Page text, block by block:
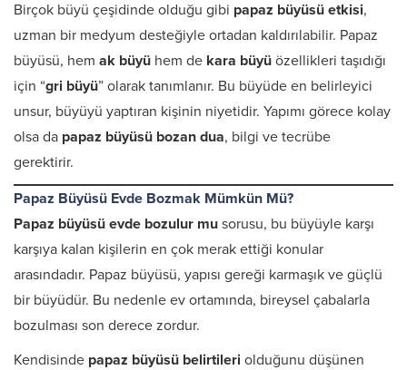
Birçok büyü çeşidinde olduğu gibi papaz büyüsü etkisi,
uzman bir medyum desteğiyle ortadan kaldırılabilir. Papaz
büyüsü, hem ak büyü hem de kara büyü özellikleri taşıdığı
için “gri büyü” olarak tanımlanır. Bu büyüde en belirleyici
unsur, büyüyü yaptıran kişinin niyetidir. Yapımı görece kolay
olsa da papaz büyüsü bozan dua, bilgi ve tecrübe
gerektirir.
Papaz Büyüsü Evde Bozmak Mümkün Mü?
Papaz büyüsü evde bozulur mu sorusu, bu büyüyle karşı
karşıya kalan kişilerin en çok merak ettiği konular
arasındadır. Papaz büyüsü, yapısı gereği karmaşık ve güçlü
bir büyüdür. Bu nedenle ev ortamında, bireysel çabalarla
bozulması son derece zordur.
Kendisinde papaz büyüsü belirtileri olduğunu düşünen